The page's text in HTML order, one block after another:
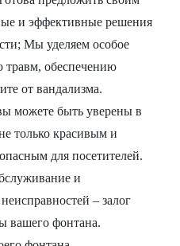
и эффективные решения
Мы уделяем особое
обеспечению
от вандализма.
можете быть уверены в
только красивым и
для посетителей.
и
– залог
вашего фонтана.